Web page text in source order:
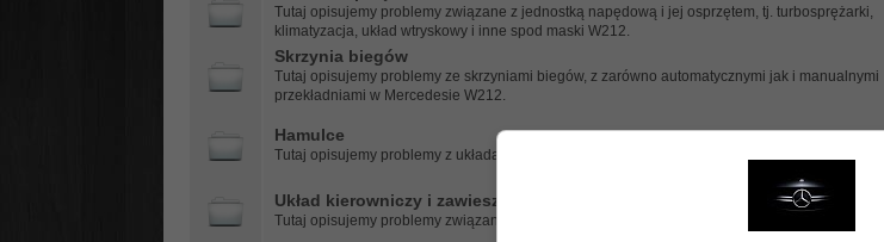
Tutaj opisujemy problemy związane z jednostką napędową i jej osprzętem, tj. turbosprężarki,
klimatyzacja, układ wtryskowy i inne spod maski W212.
Skrzynia biegów
Tutaj opisujemy problemy ze skrzyniami biegów, z zarówno automatycznymi jak i manualnymi
przekładniami w Mercedesie W212.
Hamulce
Tutaj opisujemy problemy z układami hamulcowymi Mercedesa W212
Układ kierowniczy i zawieszenie
Tutaj opisujemy problemy związane z układem kierowniczym i zawieszeniem Mercedesa W212